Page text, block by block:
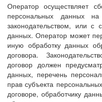
Оператор осуществляет
персональных данных на
законодательством, или с
данных. Оператор может
иную обработку данных
договора.
договор должен
данных, перечень
прав субъекта
договоре, обработчику